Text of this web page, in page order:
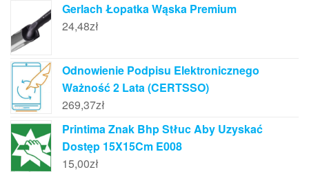
Gerlach Łopatka Wąska Premium
24,48zł
Odnowienie Podpisu Elektronicznego
Ważność 2 Lata (CERTSSO)
269,37zł
Printima Znak Bhp Stłuc Aby Uzyskać
Dostęp 15X15Cm E008
15,00zł